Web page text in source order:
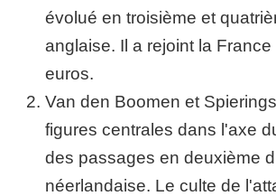
évolué en troisième et
anglaise. Il a rejoint la
euros.
Van den Boomen et
figures centrales dans l'axe
des passages en deuxième
néerlandaise. Le culte de